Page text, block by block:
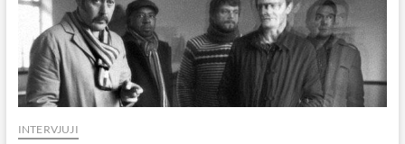
INTERVJUJI